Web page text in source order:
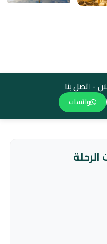
- اتصل بنا
واتساب